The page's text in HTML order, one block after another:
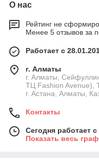
О нас
Рейтинг не
Менее 5 отзывов за
Работает с
г. Алматы
г. Алматы,
ТЦ Fashion Avenue),
г. Астана, Алматы,
Контакты
Сегодня работает
Показать весь